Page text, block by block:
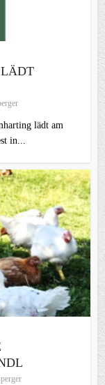
lädt am
in...